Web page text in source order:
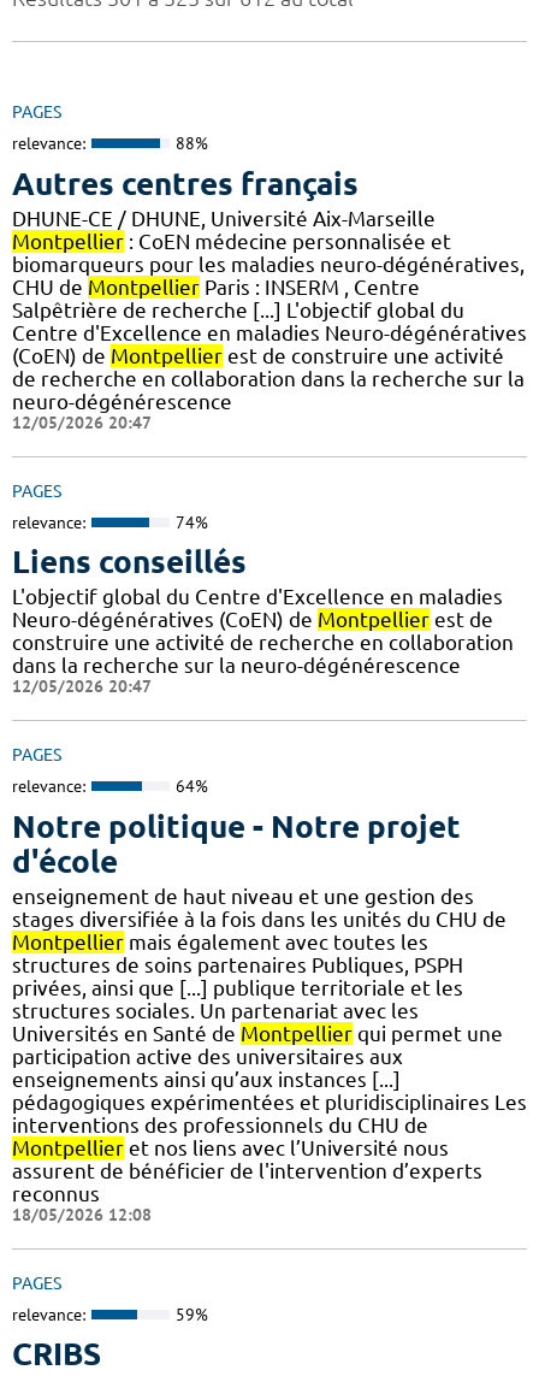
PAGES
relevance: 88%
Autres centres français
DHUNE-CE / DHUNE, Université Aix-Marseille
Montpellier : CoEN médecine personnalisée et
biomarqueurs pour les maladies neuro-dégénératives,
CHU de Montpellier Paris : INSERM , Centre
Salpêtrière de recherche [...] L'objectif global du
Centre d'Excellence en maladies Neuro-dégénératives
(CoEN) de Montpellier est de construire une activité
de recherche en collaboration dans la recherche sur la
neuro-dégénérescence
12/05/2026 20:47
PAGES
relevance: 74%
Liens conseillés
L'objectif global du Centre d'Excellence en maladies
Neuro-dégénératives (CoEN) de Montpellier est de
construire une activité de recherche en collaboration
dans la recherche sur la neuro-dégénérescence
12/05/2026 20:47
PAGES
relevance: 64%
Notre politique - Notre projet
d'école
enseignement de haut niveau et une gestion des
stages diversifiée à la fois dans les unités du CHU de
Montpellier mais également avec toutes les
structures de soins partenaires Publiques, PSPH
privées, ainsi que [...] publique territoriale et les
structures sociales. Un partenariat avec les
Universités en Santé de Montpellier qui permet une
participation active des universitaires aux
enseignements ainsi qu’aux instances [...]
pédagogiques expérimentées et pluridisciplinaires Les
interventions des professionnels du CHU de
Montpellier et nos liens avec l’Université nous
assurent de bénéficier de l'intervention d’experts
reconnus
18/05/2026 12:08
PAGES
relevance: 59%
CRIBS